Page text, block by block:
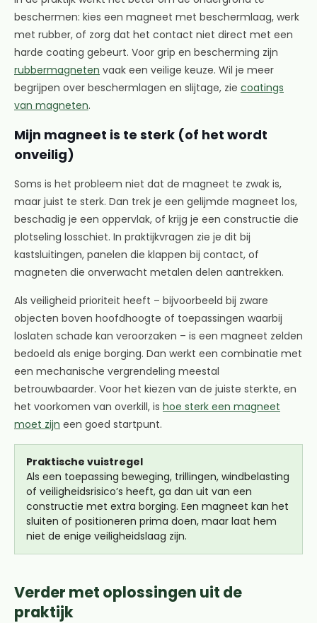
beschermen: kies een magneet met beschermlaag, werk
met rubber, of zorg dat het contact niet direct met een
harde coating gebeurt. Voor grip en bescherming zijn
rubbermagneten vaak een veilige keuze. Wil je meer
begrijpen over beschermlagen en slijtage, zie coatings
van magneten.
Mijn magneet is te sterk (of het wordt
onveilig)
Soms is het probleem niet dat de magneet te zwak is,
maar juist te sterk. Dan trek je een gelijmde magneet los,
beschadig je een oppervlak, of krijg je een constructie die
plotseling losschiet. In praktijkvragen zie je dit bij
kastsluitingen, panelen die klappen bij contact, of
magneten die onverwacht metalen delen aantrekken.
Als veiligheid prioriteit heeft – bijvoorbeeld bij zware
objecten boven hoofdhoogte of toepassingen waarbij
loslaten schade kan veroorzaken – is een magneet zelden
bedoeld als enige borging. Dan werkt een combinatie met
een mechanische vergrendeling meestal
betrouwbaarder. Voor het kiezen van de juiste sterkte, en
het voorkomen van overkill, is hoe sterk een magneet
moet zijn een goed startpunt.
Praktische vuistregel
Als een toepassing beweging, trillingen, windbelasting
of veiligheidsrisico’s heeft, ga dan uit van een
constructie met extra borging. Een magneet kan het
sluiten of positioneren prima doen, maar laat hem
niet de enige veiligheidslaag zijn.
Verder met oplossingen uit de
praktijk